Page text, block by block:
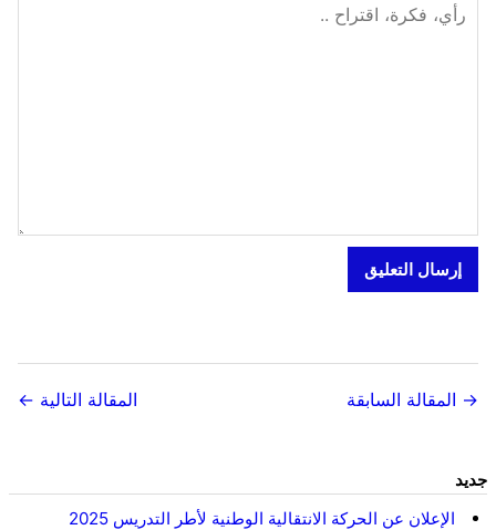
→ المقالة السابقة المقالة التالية ←
جديد
الإعلان عن الحركة الانتقالية الوطنية لأطر التدريس 2025